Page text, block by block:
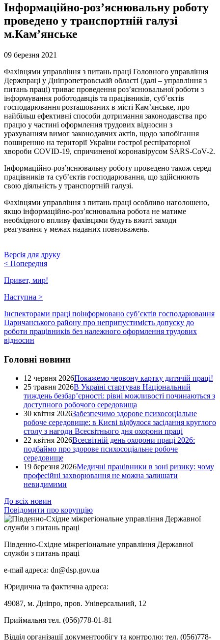
Інформаційно-роз’яснювальну роботу
проведено у транспортній галузі
м.Кам’янське
09 березня 2021
Фахівцями управління з питань праці Головного управління
Держпраці у Дніпропетровській області (далі – управління з
питань праці) триває проведення роз’яснювальної роботи з
інформування роботодавців та працівників, суб’єктів
господарювання розташованих в місті Кам’янське, про
найбільш ефективні способи дотримання законодавства про
працю у частині оформлення трудових відносин з
урахуванням вимог законодавчих актів, щодо запобігання
поширенню на території України гострої респіраторної
хвороби COVID-19, спричиненої коронавірусом SARS-CoV-2.
Інформаційно-роз’яснювальну роботу проведено також серед
працівників та суб’єктів господарювання, що здійснюють
свою діяльність у транспортній галузі.
Фахівцями управління з питань праці особливо наголошено,
якщо інформаційно-роз’яснювальна робота не матиме
необхідного впливу фахівцями будуть вжиті заходи
реагування у межах наданих повноважень.
Версія для друку
< Попередня
Привет, мир!
Наступна >
Інспекторами праці поінформовано суб’єктів господарювання
Царичанського району про неприпустимість допуску до
роботи працівників без належного оформлення трудових
відносин
Головні новини
12 червня 2026Покажемо червону картку дитячій праці!
25 травня 2026В Україні стартував Національний
тиждень безбар’єрності: рівні можливості починаються з
доступного робочого середовища
30 квітня 2026Забезпечимо здорове психосоціальне
робоче середовище: в Києві відбулося засідання круглого
столу з нагоди Всесвітнього дня охорони праці
22 квітня 2026Всесвітній день охорони праці 2026:
подбаймо про здорове психосоціальне робоче
середовище
19 березня 2026Медичні працівники в зоні ризику: чому
професійні захворювання не можна залишати
невидимими
До всіх новин
Повідомити про корупцію
Південно-Східне міжрегіональне управління Державної
служби з питань праці
e-mail адреса: dn@dsp.gov.ua
Юридична та фактична адреса:
49087, м. Дніпро, пров. Універсальний, 12
Приймальня тел. (056)778-01-81
Відділ організації документообігу та контролю: тел. (056)778-